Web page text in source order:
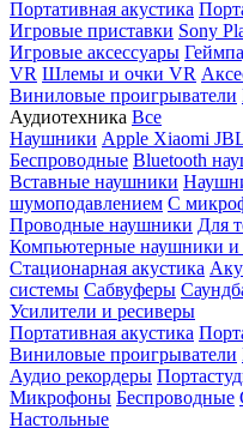
Портативная акустика
Игровые приставки Sony
Игровые аксессуары
VR Шлемы и очки VR
Виниловые проигрыватели
Аудиотехника Все
Наушники Apple Xiaomi
Беспроводные Bluetooth
Вставные наушники
шумоподавлением С
Проводные наушники Для
Компьютерные наушники и
Стационарная акустика
системы Сабвуферы
Усилители и ресиверы
Портативная акустика
Виниловые проигрыватели
Аудио рекордеры
Микрофоны Беспроводные
Настольные